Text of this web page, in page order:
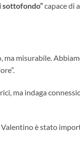
sottofondo”capace di
misurabile.
ma indaga
Valentino è stato